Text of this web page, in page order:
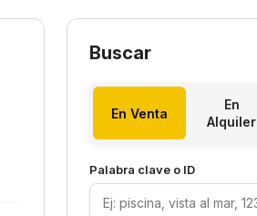
Buscar
En Venta
En
Alquiler
Palabra clave o ID